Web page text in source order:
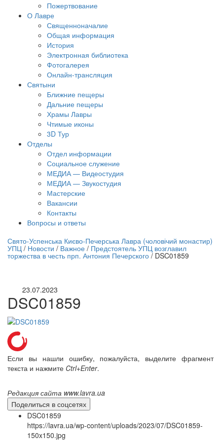
Пожертвование
О Лавре
Священноначалие
Общая информация
История
Электронная библиотека
Фотогалерея
Онлайн-трансляция
Святыни
Ближние пещеры
Дальние пещеры
Храмы Лавры
Чтимые иконы
3D Тур
Отделы
Отдел информации
Социальное служение
МЕДИА — Видеостудия
МЕДИА — Звукостудия
Мастерские
Вакансии
Контакты
Вопросы и ответы
трансляция | 12 сентября
трансляции
Свято-Успенська Києво-Печерська Лавра (чоловічий монастир)
УПЦ / Новости / Важное / Предстоятель УПЦ возглавил
торжества в честь прп. Антония Печерского / DSC01859
23.07.2023
DSC01859
Если вы нашли ошибку, пожалуйста, выделите фрагмент
текста и нажмите Ctrl+Enter.
Редакция сайта www.lavra.ua
Поделиться в соцсетях
DSC01859
https://lavra.ua/wp-content/uploads/2023/07/DSC01859-
150x150.jpg